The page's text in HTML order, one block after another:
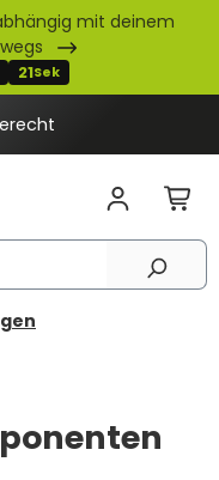
mit deinem
21Sek